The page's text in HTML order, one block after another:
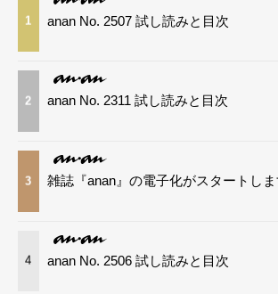
1 anan No. 2507 試し読みと目次
2 anan No. 2311 試し読みと目次
3 雑誌『anan』の電子化がスタートしま
4 anan No. 2506 試し読みと目次